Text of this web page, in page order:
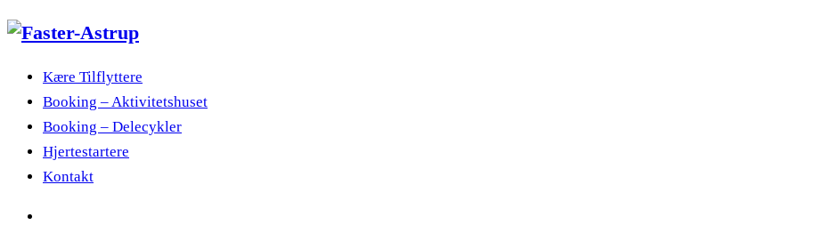
Kære Tilflyttere
Booking – Aktivitetshuset
Booking – Delecykler
Hjertestartere
Kontakt